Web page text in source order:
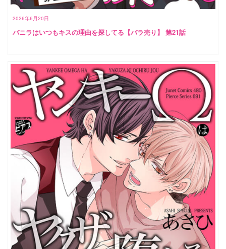
2026年6月20日
バニラはいつもキスの理由を探してる【バラ売り】 第21話